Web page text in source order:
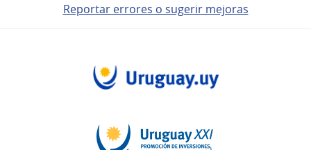
Reportar errores o sugerir mejoras